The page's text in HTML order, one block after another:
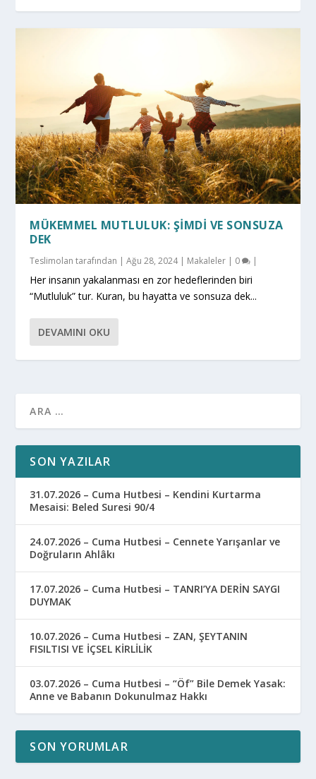
MÜKEMMEL MUTLULUK: ŞIMDI VE SONSUZA
DEK
Teslimolan tarafından |Ağu 28, 2024| Makaleler | 0 |
Her insanın yakalanması en zor hedeflerinden biri
“Mutluluk” tur. Kuran, bu hayatta ve sonsuza dek...
DEVAMINI OKU
SON YAZILAR
31.07.2026 – Cuma Hutbesi – Kendini Kurtarma
Mesaisi: Beled Suresi 90/4
24.07.2026 – Cuma Hutbesi – Cennete Yarışanlar ve
Doğruların Ahlâkı
17.07.2026 – Cuma Hutbesi – TANRI’YA DERİN SAYGI
DUYMAK
10.07.2026 – Cuma Hutbesi – ZAN, ŞEYTANIN
FISILTISI VE İÇSEL KİRLİLİK
03.07.2026 – Cuma Hutbesi – “Öf” Bile Demek Yasak:
Anne ve Babanın Dokunulmaz Hakkı
SON YORUMLAR